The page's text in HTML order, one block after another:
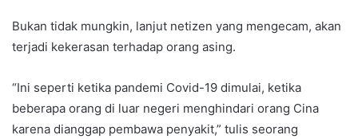
Bukan tidak mungkin, lanjut netizen yang mengecam, akan
terjadi kekerasan terhadap orang asing.
“Ini seperti ketika pandemi Covid-19 dimulai, ketika
beberapa orang di luar negeri menghindari orang Cina
karena dianggap pembawa penyakit,” tulis seorang